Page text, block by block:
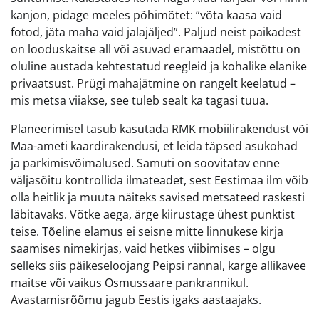
kanjon, pidage meeles põhimõtet: “võta kaasa vaid
fotod, jäta maha vaid jalajäljed”. Paljud neist paikadest
on looduskaitse all või asuvad eramaadel, mistõttu on
oluline austada kehtestatud reegleid ja kohalike elanike
privaatsust. Prügi mahajätmine on rangelt keelatud –
mis metsa viiakse, see tuleb sealt ka tagasi tuua.
Planeerimisel tasub kasutada RMK mobiilirakendust või
Maa-ameti kaardirakendusi, et leida täpsed asukohad
ja parkimisvõimalused. Samuti on soovitatav enne
väljasõitu kontrollida ilmateadet, sest Eestimaa ilm võib
olla heitlik ja muuta näiteks savised metsateed raskesti
läbitavaks. Võtke aega, ärge kiirustage ühest punktist
teise. Tõeline elamus ei seisne mitte linnukese kirja
saamises nimekirjas, vaid hetkes viibimises – olgu
selleks siis päikeseloojang Peipsi rannal, karge allikavee
maitse või vaikus Osmussaare pankrannikul.
Avastamisrõõmu jagub Eestis igaks aastaajaks.